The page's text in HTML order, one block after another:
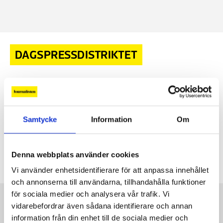
Samtycke Information Om
Denna webbplats använder cookies
Vi använder enhetsidentifierare för att anpassa innehållet
och annonserna till användarna, tillhandahålla funktioner
för sociala medier och analysera vår trafik. Vi
vidarebefordrar även sådana identifierare och annan
information från din enhet till de sociala medier och
DAGSPRESSDISTRIKTET
Dagspressdistriktet: “Vi kräver att presskortet är kvar”
15 FEB, 2024
Svenska UD vägrade härom veckan att
är det för reportrar som jobbar utomlands. Företrädare för
Dagspressdistriktet kräver att medlemmar i
presskort.
Kommentarer
8 kommentarer
Kontakt
Så kontaktar du Journalisten: